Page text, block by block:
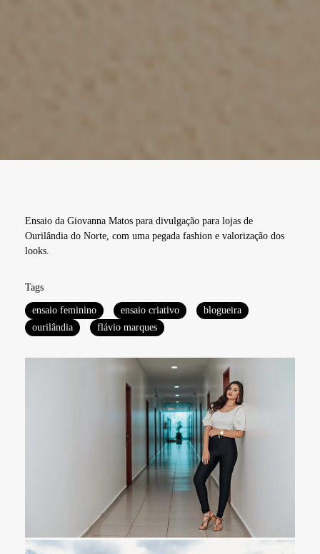
Ensaio da Giovanna Matos para divulgação para lojas de
Ourilândia do Norte, com uma pegada fashion e valorização dos
looks.
Tags
ensaio feminino ensaio criativo
blogueira
ourilândia
flávio marques